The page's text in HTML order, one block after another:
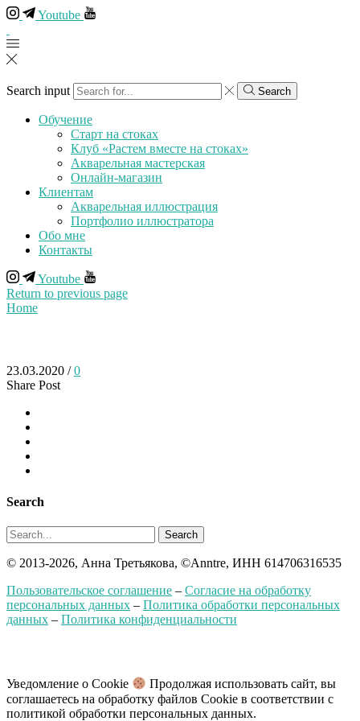
Youtube
Search input Search
Обучение
Старт на стоках
Клуб «Растем вместе на стоках»
Акварельная мастерская
Онлайн-магазин
Клиентам
Акварельная иллюстрация
Портфолио иллюстратора
Обо мне
Контакты
Youtube
Return to previous page
Home
23.03.2020 / 0
Share Post
Search
Search
© 2013-2026, Анна Третьякова, ©Anntre, ИНН 614706316535
Пользовательское соглашение – Согласие на обработку
персональных данных – Политика обработки персональных
данных – Политика конфиденциальности
Уведомление о Cookie
Продолжая использовать сайт, вы
соглашаетесь на обработку файлов Сookie в соответствии с
политикой обработки персональных данных.